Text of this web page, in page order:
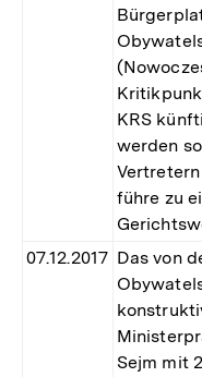
KRS
werden
führe zu
07.12.2017 Das von
Sejm mit